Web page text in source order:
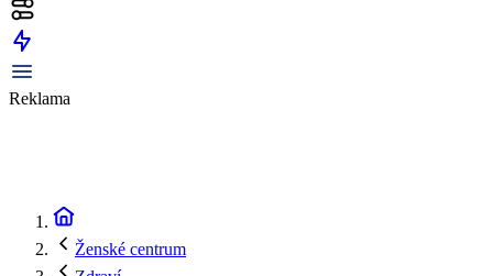
Reklama
Ženské centrum